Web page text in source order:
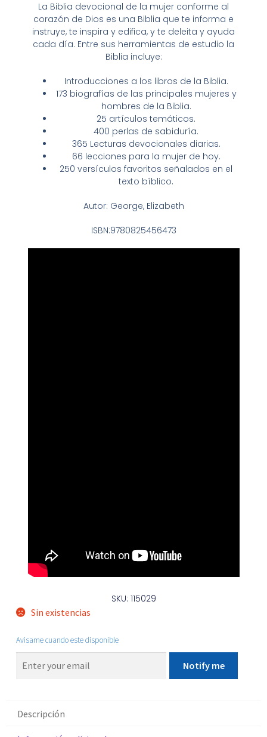
La Biblia devocional de la mujer conforme al
corazón de Dios es una Biblia que te informa e
instruye, te inspira y edifica, y te deleita y ayuda
cada día. Entre sus herramientas de estudio la
Biblia incluye:
Introducciones a los libros de la Biblia.
173 biografías de las principales mujeres y
hombres de la Biblia.
25 artículos temáticos.
400 perlas de sabiduría.
365 Lecturas devocionales diarias.
66 lecciones para la mujer de hoy.
250 versículos favoritos señalados en el
texto bíblico.
Autor: George, Elizabeth
ISBN:9780825456473
SKU: 115029
Sin existencias
Avisame cuando este disponible
Notify me
Descripción